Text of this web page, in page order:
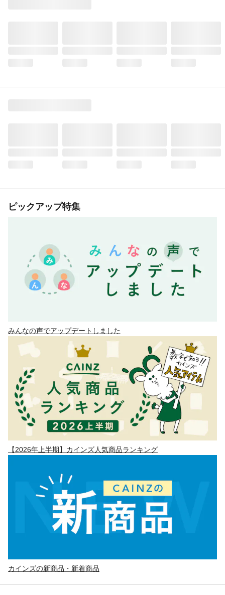
ピックアップ特集
みんなの声でアップデートしました
【2026年上半期】カインズ人気商品ランキング
カインズの新商品・新着商品